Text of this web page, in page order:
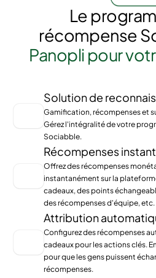
Le
récompense
Panopli pour
Solution de
Gamification, récompenses et
Gérez l'intégralité de votre
Sociabble.
Récompenses
Offrez des récompenses
instantanément sur la
cadeaux, des points
des récompenses d'équipe, etc.
Attribution
Configurez des récompenses
cadeaux pour les actions clés.
pour que les gens puissent
récompenses.